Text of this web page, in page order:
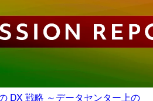
DX 戦略 ～データセンター上の